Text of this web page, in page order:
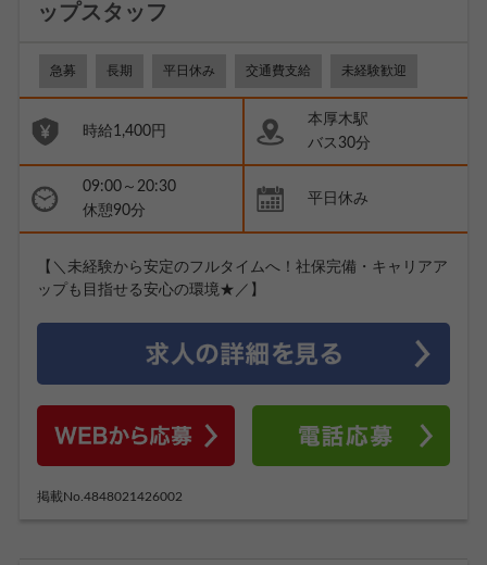
ップスタッフ
急募 長期 平日休み 交通費支給 未経験歓迎
時給1,400円
本厚木駅
バス30分
09:00～20:30
休憩90分
平日休み
【＼未経験から安定のフルタイムへ！社保完備・キャリアア
ップも目指せる安心の環境★／】
掲載No.4848021426002